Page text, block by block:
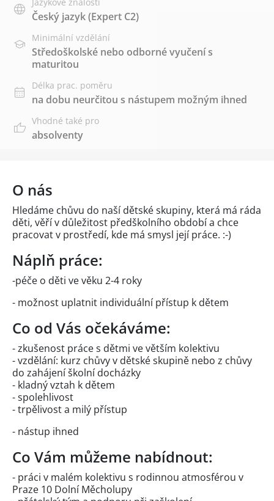
Český jazyk(Expert C2)
Minimální vzdělání
Středoškolské nebo odborné vyučení s
maturitou
Délka prac. poměru
na dobu neurčitou s nástupem možným ihned
Vhodné také pro
absolventy
O nás
Hledáme chůvu do naší dětské skupiny, která má ráda
děti, věří v důležitost předškolního období a chce
pracovat v prostředí, kde má smysl její práce. :-)
Náplň práce:
-péče o děti ve věku 2-4 roky
- možnost uplatnit individuální přístup k dětem
Co od Vás očekáváme:
- zkušenost práce s dětmi ve větším kolektivu
- vzdělání: kurz chůvy v dětské skupině nebo z chůvy
do zahájení školní docházky
- kladný vztah k dětem
- spolehlivost
- trpělivost a milý přístup
- nástup ihned
Co Vám můžeme nabídnout:
- práci v malém kolektivu s rodinnou atmosférou v
Praze 10 Dolní Měcholupy